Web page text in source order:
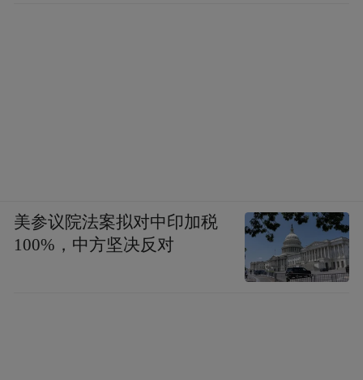
美参议院法案拟对中印加税
100%，中方坚决反对